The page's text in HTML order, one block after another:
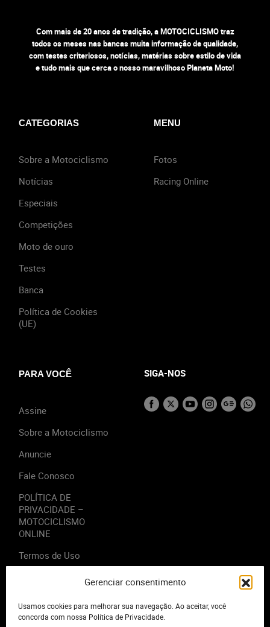
Gerenciar consentimento
Usamos cookies para melhorar sua navegação. Ao aceitar, você
concorda com nossa Política de Privacidade.
Com mais de 20 anos de tradição, a MOTOCICLISMO traz
todos os meses nas bancas muita informação de qualidade,
com testes criteriosos, notícias, matérias sobre estilo de vida
e tudo mais que cerca o nosso maravilhoso Planeta Moto!
CATEGORIAS
Sobre a Motociclismo
Notícias
Especiais
Competições
Moto de ouro
Testes
Banca
Política de Cookies
(UE)
MENU
Fotos
Racing Online
PARA VOCÊ
Assine
Sobre a Motociclismo
Anuncie
Fale Conosco
POLÍTICA DE
PRIVACIDADE –
MOTOCICLISMO
ONLINE
Termos de Uso
SIGA-NOS
2023 - Editora Motor Midia. Todos os direitos reservados.